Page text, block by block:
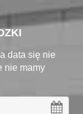
data się nie
nie mamy